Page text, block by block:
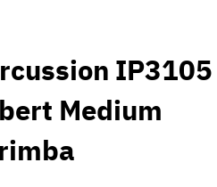
IP3105
Medium